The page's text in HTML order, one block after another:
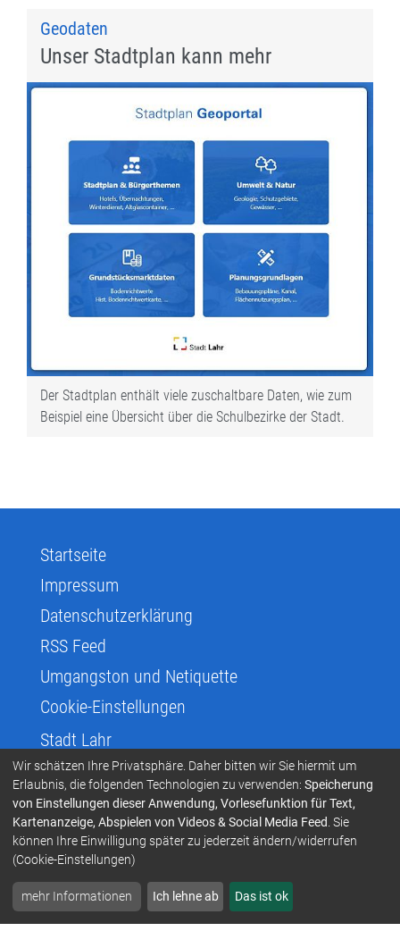
Geodaten
Unser Stadtplan kann mehr
Der Stadtplan enthält viele zuschaltbare Daten, wie zum
Beispiel eine Übersicht über die Schulbezirke der Stadt.
Startseite
Impressum
Datenschutzerklärung
RSS Feed
Umgangston und Netiquette
Cookie-Einstellungen
Stadt Lahr
Rathausplatz 4
77933 Lahr
07821/910-00
info@lahr.de
Kontakt
Wir schätzen Ihre Privatsphäre. Daher bitten wir Sie hiermit um
Erlaubnis, die folgenden Technologien zu verwenden: Speicherung
von Einstellungen dieser Anwendung, Vorlesefunktion für Text,
Kartenanzeige, Abspielen von Videos & Social Media Feed. Sie
können Ihre Einwilligung später zu jederzeit ändern/widerrufen
(Cookie-Einstellungen)
mehr Informationen Ich lehne ab Das ist ok